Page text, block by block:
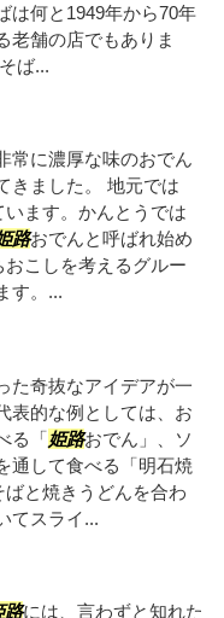
は何と1949年から70年
老舗の店でもありま
ば...
常に濃厚な味のおでん
きました。 地元では
います。かんとうでは
路おでんと呼ばれ始め
おこしを考えるグルー
す。...
た奇抜なアイデアが一
表的な例としては、お
る「姫路おでん」、ソ
通して食べる「明石焼
と焼きうどんを合わ
てスライ...
路には、言わずと知れた